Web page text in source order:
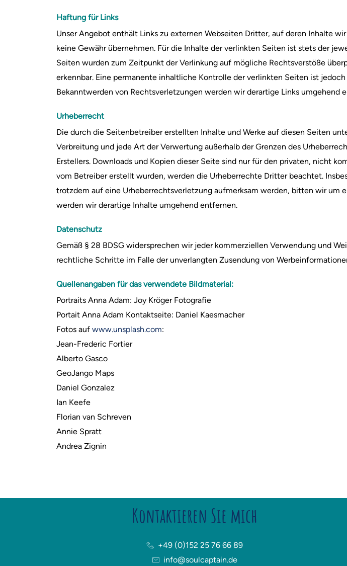
Haftung für Links
Unser Angebot enthält Links zu externen Webseiten Dritter, auf deren Inhalte
keine Gewähr übernehmen. Für die Inhalte der verlinkten Seiten ist stets der
Seiten wurden zum Zeitpunkt der Verlinkung auf mögliche Rechtsverstöße
erkennbar. Eine permanente inhaltliche Kontrolle der verlinkten Seiten ist
Bekanntwerden von Rechtsverletzungen werden wir derartige Links umgehend
Urheberrecht
Die durch die Seitenbetreiber erstellten Inhalte und Werke auf diesen Seiten
Verbreitung und jede Art der Verwertung außerhalb der Grenzen des
Erstellers. Downloads und Kopien dieser Seite sind nur für den privaten, nicht
vom Betreiber erstellt wurden, werden die Urheberrechte Dritter beachtet.
trotzdem auf eine Urheberrechtsverletzung aufmerksam werden, bitten wir um
werden wir derartige Inhalte umgehend entfernen.
Datenschutz
Gemäß § 28 BDSG widersprechen wir jeder kommerziellen Verwendung und
rechtliche Schritte im Falle der unverlangten Zusendung von
Quellenangaben für das verwendete Bildmaterial:
Portraits Anna Adam: Joy Kröger Fotografie
Portait Anna Adam Kontaktseite: Daniel Kaesmacher
Fotos auf www.unsplash.com:
Jean-Frederic Fortier
Alberto Gasco
GeoJango Maps
Daniel Gonzalez
Ian Keefe
Florian van Schreven
Annie Spratt
Andrea Zignin
Kontaktieren Sie mich
+49 (0)152 25 76 66 89
info@soulcaptain.de